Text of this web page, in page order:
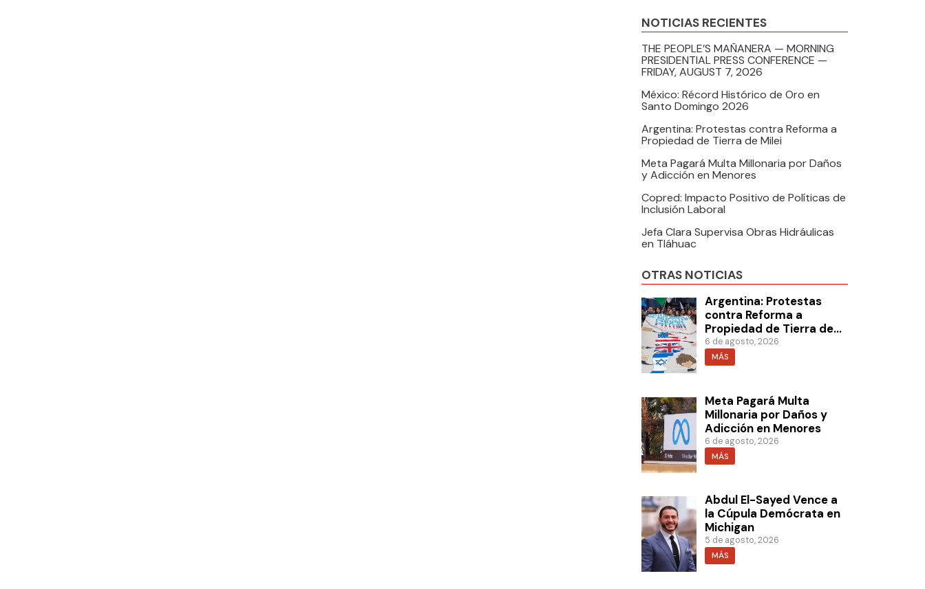
NOTICIAS RECIENTES
THE PEOPLE’S MAÑANERA — MORNING
PRESIDENTIAL PRESS CONFERENCE —
FRIDAY, AUGUST 7, 2026
México: Récord Histórico de Oro en
Santo Domingo 2026
Argentina: Protestas contra Reforma a
Propiedad de Tierra de Milei
Meta Pagará Multa Millonaria por Daños
y Adicción en Menores
Copred: Impacto Positivo de Políticas de
Inclusión Laboral
Jefa Clara Supervisa Obras Hidráulicas
en Tláhuac
OTRAS NOTICIAS
Argentina: Protestas
contra Reforma a
Propiedad de Tierra de
Milei
6 de agosto, 2026
MÁS
Meta Pagará Multa
Millonaria por Daños y
Adicción en Menores
6 de agosto, 2026
MÁS
Abdul El-Sayed Vence a
la Cúpula Demócrata en
Michigan
5 de agosto, 2026
MÁS